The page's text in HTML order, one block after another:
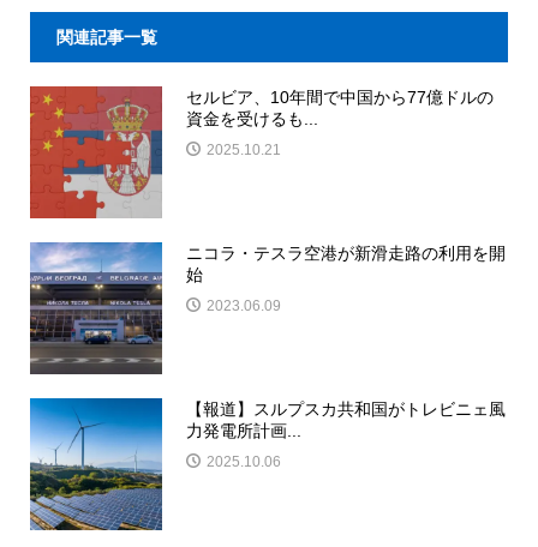
関連記事一覧
セルビア、10年間で中国から77億ドルの
資金を受けるも...
2025.10.21
ニコラ・テスラ空港が新滑走路の利用を開
始
2023.06.09
【報道】スルプスカ共和国がトレビニェ風
力発電所計画...
2025.10.06